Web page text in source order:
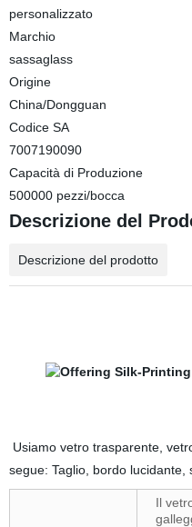
personalizzato
Marchio
sassaglass
Origine
China/Dongguan
Codice SA
7007190090
Capacità di Produzione
500000 pezzi/bocca
Descrizione del
Descrizione del prodotto
Usiamo vetro trasparente,
segue: Taglio, bordo
Il